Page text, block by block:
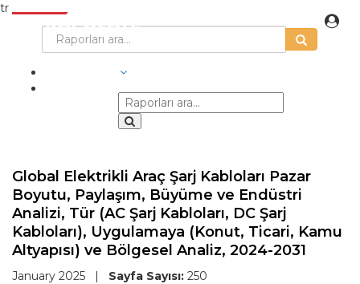
tr
Global Elektrikli Araç Şarj Kabloları Pazar
Boyutu, Paylaşım, Büyüme ve Endüstri
Analizi, Tür (AC Şarj Kabloları, DC Şarj
Kabloları), Uygulamaya (Konut, Ticari, Kamu
Altyapısı) ve Bölgesel Analiz, 2024-2031
January 2025 | Sayfa Sayısı: 250